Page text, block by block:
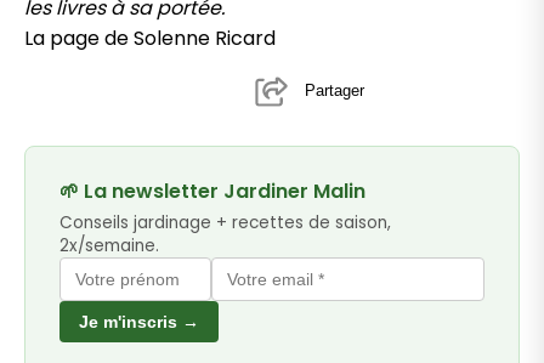
les livres à sa portée.
La page de Solenne Ricard
Partager
🌱 La newsletter Jardiner Malin
Conseils jardinage + recettes de saison,
2x/semaine.
Je m'inscris →